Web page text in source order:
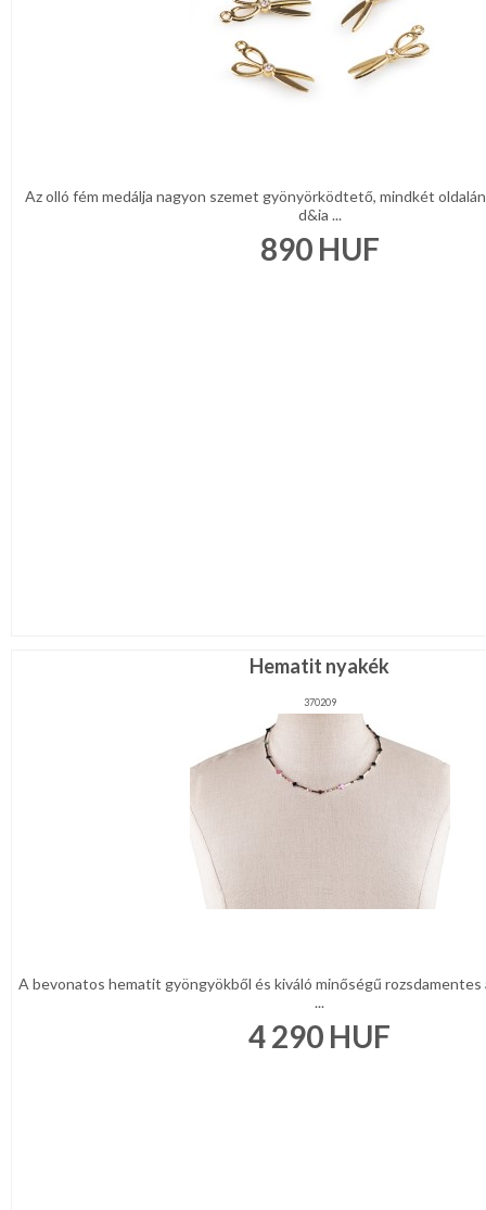
Az olló fém medálja nagyon szemet gyönyörködtető, mindkét
d&ia ...
890HUF
Hematit nyakék
370209
A bevonatos hematit gyöngyökből és kiváló minőségű
...
4 290 HUF